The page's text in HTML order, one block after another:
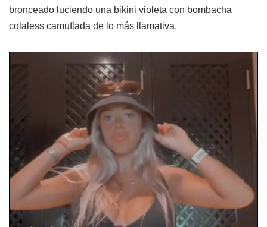
bronceado luciendo una bikini violeta con bombacha
colaless camuflada de lo más llamativa.